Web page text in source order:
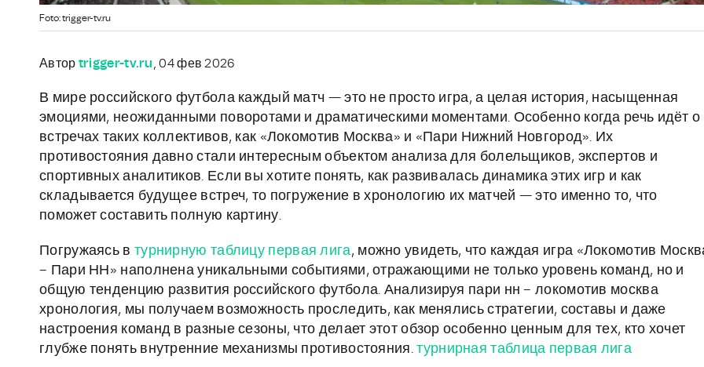
Foto: trigger-tv.ru
Автор trigger-tv.ru, 04 фев 2026
В мире российского футбола каждый матч — это не просто игра, а целая история, насыщенная
эмоциями, неожиданными поворотами и драматическими моментами. Особенно когда речь идёт о
встречах таких коллективов, как «Локомотив Москва» и «Пари Нижний Новгород». Их
противостояния давно стали интересным объектом анализа для болельщиков, экспертов и
спортивных аналитиков. Если вы хотите понять, как развивалась динамика этих игр и как
складывается будущее встреч, то погружение в хронологию их матчей — это именно то, что
поможет составить полную картину.
Погружаясь в турнирную таблицу первая лига, можно увидеть, что каждая игра «Локомотив
– Пари НН» наполнена уникальными событиями, отражающими не только уровень команд, но и
общую тенденцию развития российского футбола. Анализируя пари нн – локомотив москва
хронология, мы получаем возможность проследить, как менялись стратегии, составы и даже
настроения команд в разные сезоны, что делает этот обзор особенно ценным для тех, кто хочет
глубже понять внутренние механизмы противостояния.турнирная таблица первая лига